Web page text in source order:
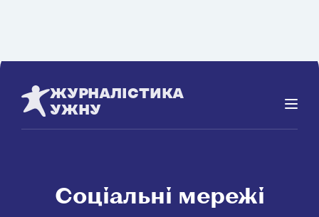
ЖУРНАЛІСТИКА
УЖНУ
Соціальні мережі